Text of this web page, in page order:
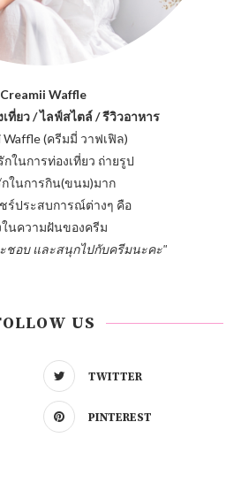
Creamii Waffle
เที่ยว / ไลฟ์สไตล์ / รีวิวอาหาร
Waffle (ครีมมี่ วาฟเฟิล)
ในการท่องเที่ยว ถ่ายรูป
ในการกิน(ขนม)มาก
ร์ประสบการณ์ต่างๆ คือ
นความฝันของครีม
ชอบ และสนุกไปกับครีมนะคะ"
US
TWITTER
PINTEREST